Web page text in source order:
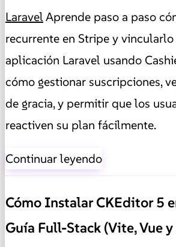
LaravelAprende paso a paso
recurrente en Stripe y
aplicación Laravel usando
cómo gestionar suscripciones,
de gracia, y permitir que los
reactiven su plan fácilmente.
Continuar leyendo
Cómo Instalar CKEditor 5
Guía Full-Stack (Vite, Vue